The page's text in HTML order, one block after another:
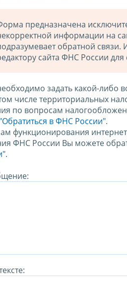
предназначена
информации на
обратной
сайта ФНС России для
задать какой-либо
числе территориальных
по вопросам
"Обратиться в ФНС России".
функционирования
ФНС России Вы можете